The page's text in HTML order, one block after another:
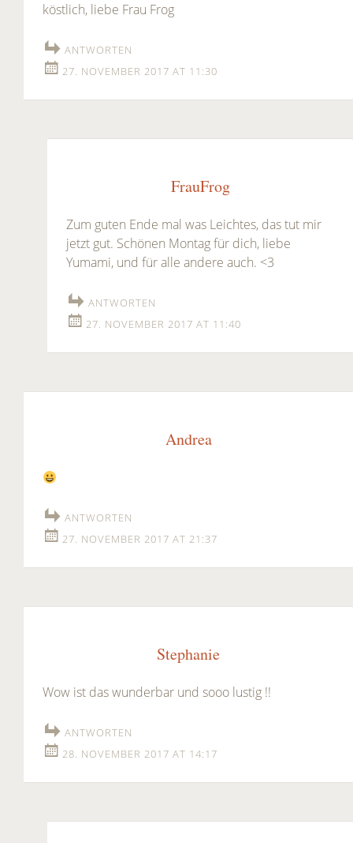
köstlich, liebe Frau Frog
ANTWORTEN
27. NOVEMBER 2017 AT 11:30
FrauFrog
Zum guten Ende mal was Leichtes, das tut mir
jetzt gut. Schönen Montag für dich, liebe
Yumami, und für alle andere auch. <3
ANTWORTEN
27. NOVEMBER 2017 AT 11:40
Andrea
ANTWORTEN
27. NOVEMBER 2017 AT 21:37
Stephanie
Wow ist das wunderbar und sooo lustig !!
ANTWORTEN
28. NOVEMBER 2017 AT 14:17